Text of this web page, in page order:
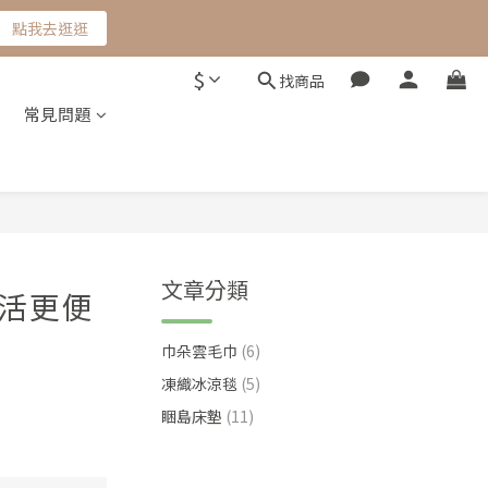
點我去逛逛
$ 找商品
常見問題
更便 文章分類
巾朵雲毛巾 (6)
凍織冰涼毯 (5)
睏島床墊 (11)